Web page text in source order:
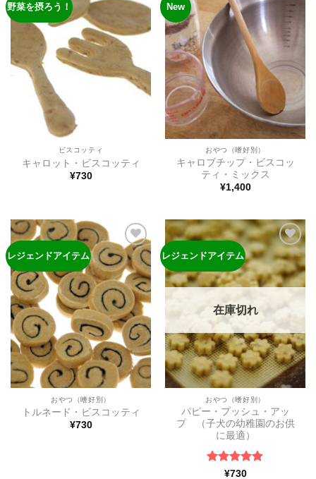
野菜を摂ろう！
ほし
リス
トに
追加
ビスコッティ
キャロット・ビスコッティ
¥730
New
ほし
い物
リス
トに
追加
おやつ（嗜好別）
キャロブチップ・ビスコッ
ティ・ミックス
¥1,400
レジェンドアイテム
ほし
い物
リス
トに
追加
おやつ（嗜好別）
トルネード・ビスコッティ
¥730
レジェンドアイテム
ほし
い物
リス
トに
在庫切れ
おやつ（嗜好別）
パピー・プッシュ・アッ
プ （子犬の幼稚園のお供
に最適）
5段階中5
¥730